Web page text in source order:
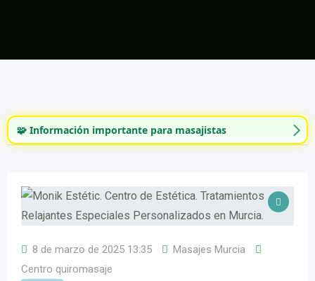
🧩 Información importante para masajistas
8 de marzo de 2025 13:35
Masajes Murcia
Centro quiromasaje